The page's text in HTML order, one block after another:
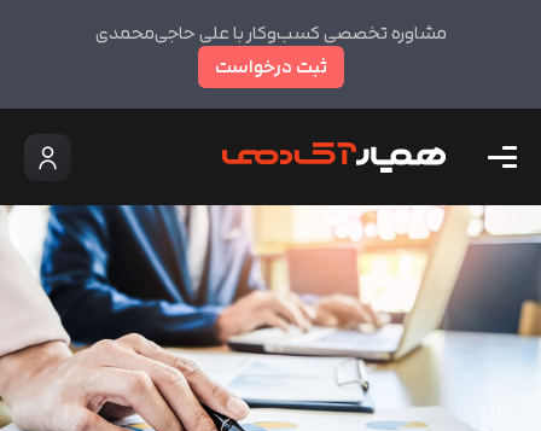
مشاوره تخصصی کسب‌وکار با علی حاجی‌محمدی
ثبت درخواست